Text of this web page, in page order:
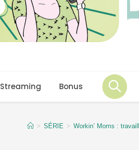
Streaming Bonus
> SÉRIE > Workin’ Moms :